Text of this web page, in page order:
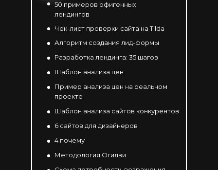
Чек-лист проверки сайта на Tilda
50 примеров офигенных
лендингов
Алгоритм создания лид-формы
Разработка лендинга: 35 шагов
Шаблон анализа цен
Пример анализа цен на реальном
проекте
Шаблон анализа сайтов конкурентов
6 сайтов для дизайнеров
4 почему
Методология Огилви